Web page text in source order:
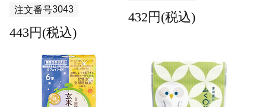
注文番号3043
443円(税込)
432円(税込)